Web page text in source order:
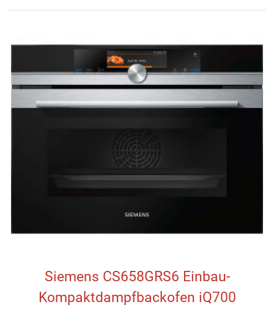
Siemens CS658GRS6 Einbau-
Kompaktdampfbackofen iQ700